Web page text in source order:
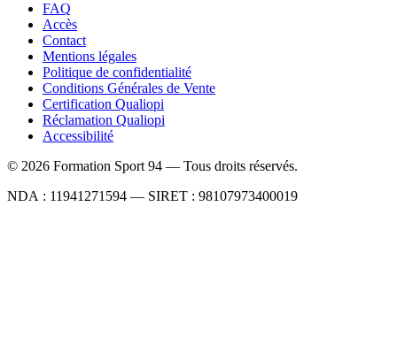
FAQ
Accès
Contact
Mentions légales
Politique de confidentialité
Conditions Générales de Vente
Certification Qualiopi
Réclamation Qualiopi
Accessibilité
© 2026 Formation Sport 94 — Tous droits réservés.
NDA : 11941271594 — SIRET : 98107973400019